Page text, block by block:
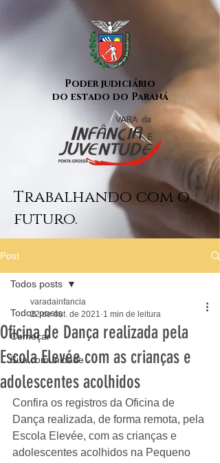
Poder judiciário
do estado do Paraná
Trabalhando com o
futuro.
Post
Todos posts
Começar
Sua comunidade
Todos posts
Oficina de Dança realizada pela
Escola Elevée com as crianças e
adolescentes acolhidos
varadainfancia
22 de out. de 2021 1 min de leitura
Confira os registros da Oficina de
Dança realizada, de forma remota, pela
Escola Elevée, com as crianças e
adolescentes acolhidos na Pequeno